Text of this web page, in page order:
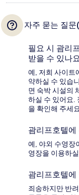
자주 묻는 질문
필요 시 괌리
받을 수 있나
예, 저희 사이트
약하실 수 있습
면 숙박 시설의
하실 수 있어요.
을 확인해 주세
괌리프호텔에
예, 야외 수영장
영장을 이용하
괌리프호텔
죄송하지만 반